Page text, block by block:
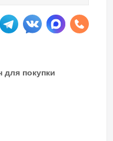
для покупки